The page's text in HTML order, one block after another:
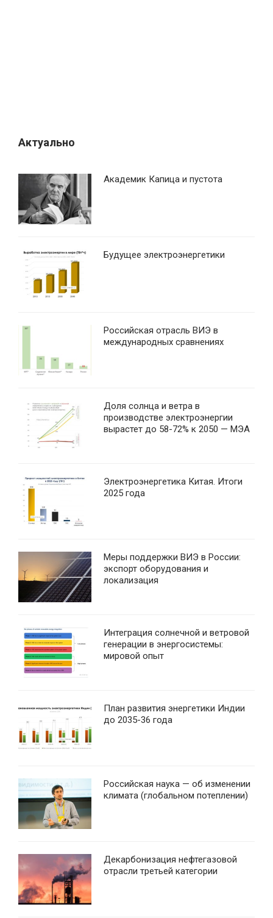
Актуально
Академик Капица и пустота
Будущее электроэнергетики
Российская отрасль ВИЭ в
международных сравнениях
Доля солнца и ветра в
производстве электроэнергии
вырастет до 58-72% к 2050 — МЭА
Электроэнергетика Китая. Итоги
2025 года
Меры поддержки ВИЭ в России:
экспорт оборудования и
локализация
Интеграция солнечной и ветровой
генерации в энергосистемы:
мировой опыт
План развития энергетики Индии
до 2035-36 года
Российская наука — об изменении
климата (глобальном потеплении)
Декарбонизация нефтегазовой
отрасли третьей категории